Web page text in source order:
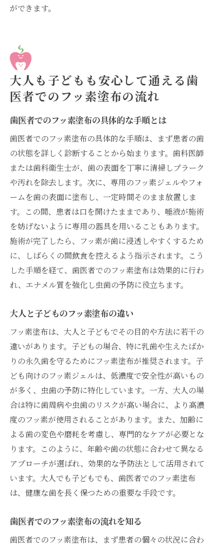
ができます。
大人も子どもも安心して通える歯
医者でのフッ素塗布の流れ
歯医者でのフッ素塗布の具体的な手順とは
歯医者でのフッ素塗布の具体的な手順は、まず患者の歯
の状態を詳しく診断することから始まります。歯科医師
または歯科衛生士が、歯の表面を丁寧に清掃しプラーク
や汚れを除去します。次に、専用のフッ素ジェルやフォ
ームを歯の表面に塗布し、一定時間そのまま放置しま
す。この間、患者は口を開けたままであり、唾液が施術
を妨げないように専用の器具を用いることもあります。
施術が完了したら、フッ素が歯に浸透しやすくするため
に、しばらくの間飲食を控えるよう指示されます。こう
した手順を経て、歯医者でのフッ素塗布は効果的に行わ
れ、エナメル質を強化し虫歯の予防に役立ちます。
大人と子どものフッ素塗布の違い
フッ素塗布は、大人と子どもでその目的や方法に若干の
違いがあります。子どもの場合、特に乳歯や生えたばか
りの永久歯を守るためにフッ素塗布が推奨されます。子
ども向けのフッ素ジェルは、低濃度で安全性が高いもの
が多く、虫歯の予防に特化しています。一方、大人の場
合は特に歯周病や虫歯のリスクが高い場合に、より高濃
度のフッ素が使用されることがあります。また、加齢に
よる歯の変色や磨耗を考慮し、専門的なケアが必要とな
ります。このように、年齢や歯の状態に合わせて異なる
アプローチが選ばれ、効果的な予防法として活用されて
います。大人でも子どもでも、歯医者でのフッ素塗布
は、健康な歯を長く保つための重要な手段です。
歯医者でのフッ素塗布の流れを知る
歯医者でのフッ素塗布は、まず患者の個々の状況に合わ